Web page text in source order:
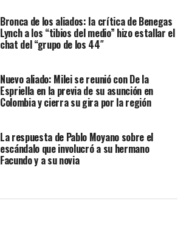
Bronca de los aliados: la crítica de Benegas
Lynch a los “tibios del medio” hizo estallar el
chat del “grupo de los 44″
Nuevo aliado: Milei se reunió con De la
Espriella en la previa de su asunción en
Colombia y cierra su gira por la región
La respuesta de Pablo Moyano sobre el
escándalo que involucró a su hermano
Facundo y a su novia